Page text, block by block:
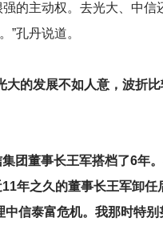
的主动权。去光大、中
孔丹说道。
大的发展不如人意，波折
团董事长王军搭档了6年。
年之久的董事长王军卸任
信泰富危机。我那时特